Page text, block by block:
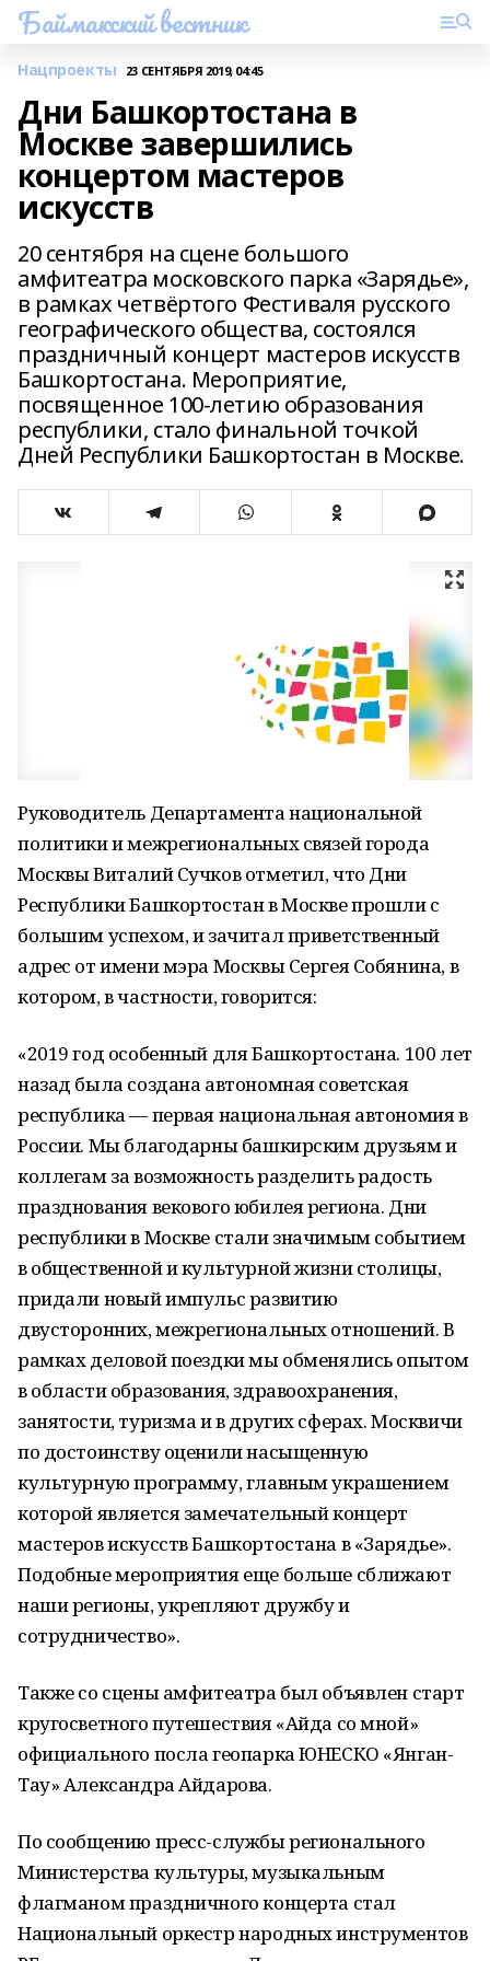
Баймакский вестник
Нацпроекты 23 СЕНТЯБРЯ 2019, 04:45
Дни Башкортостана в
Москве завершились
концертом мастеров
искусств
20 сентября на сцене большого
амфитеатра московского парка «Зарядье»,
в рамках четвёртого Фестиваля русского
географического общества, состоялся
праздничный концерт мастеров искусств
Башкортостана. Мероприятие,
посвященное 100-летию образования
республики, стало финальной точкой
Дней Республики Башкортостан в Москве.
Руководитель Департамента национальной
политики и межрегиональных связей города
Москвы Виталий Сучков отметил, что Дни
Республики Башкортостан в Москве прошли с
большим успехом, и зачитал приветственный
адрес от имени мэра Москвы Сергея Собянина, в
котором, в частности, говорится:
«2019 год особенный для Башкортостана. 100 лет
назад была создана автономная советская
республика — первая национальная автономия в
России. Мы благодарны башкирским друзьям и
коллегам за возможность разделить радость
празднования векового юбилея региона. Дни
республики в Москве стали значимым событием
в общественной и культурной жизни столицы,
придали новый импульс развитию
двусторонних, межрегиональных отношений. В
рамках деловой поездки мы обменялись опытом
в области образования, здравоохранения,
занятости, туризма и в других сферах. Москвичи
по достоинству оценили насыщенную
культурную программу, главным украшением
которой является замечательный концерт
мастеров искусств Башкортостана в «Зарядье».
Подобные мероприятия еще больше сближают
наши регионы, укрепляют дружбу и
сотрудничество».
Также со сцены амфитеатра был объявлен старт
кругосветного путешествия «Айда со мной»
официального посла геопарка ЮНЕСКО «Янган-
Тау» Александра Айдарова.
По сообщению пресс-службы регионального
Министерства культуры, музыкальным
флагманом праздничного концерта стал
Национальный оркестр народных инструментов